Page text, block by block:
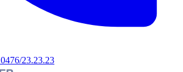
0476/23.23.23